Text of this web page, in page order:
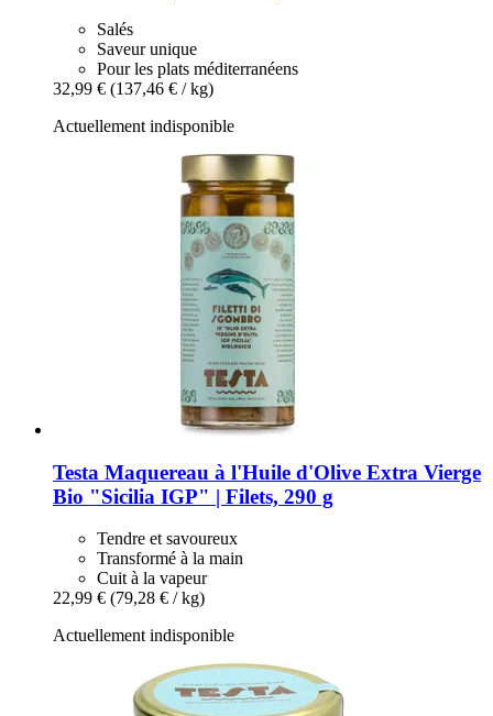
Salés
Saveur unique
Pour les plats méditerranéens
32,99 € (137,46 € / kg)
Actuellement indisponible
Testa Maquereau à l'Huile d'Olive Extra Vierge
Bio "Sicilia IGP" | Filets, 290 g
Tendre et savoureux
Transformé à la main
Cuit à la vapeur
22,99 € (79,28 € / kg)
Actuellement indisponible